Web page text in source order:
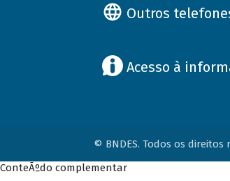
Outros
Acesso à
© BNDES. Todos os direitos
ConteÃºdo complementar